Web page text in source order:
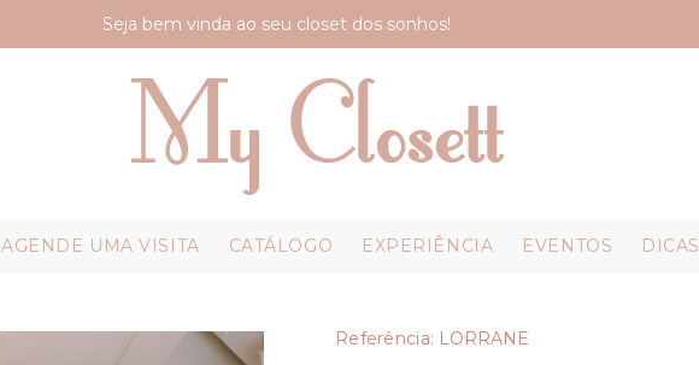
Seja bem vinda ao seu closet dos sonhos!
AGENDE UMA VISITA CATÁLOGO EXPERIÊNCIA EVENTOS DICAS
Referência: LORRANE